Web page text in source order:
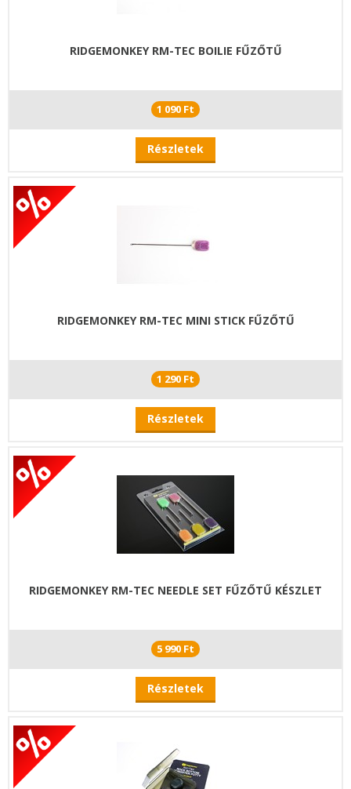
RIDGEMONKEY RM-TEC BOILIE FŰZŐTŰ
1 090 Ft
Részletek
RIDGEMONKEY RM-TEC MINI STICK FŰZŐTŰ
1 290 Ft
Részletek
RIDGEMONKEY RM-TEC NEEDLE SET FŰZŐTŰ KÉSZLET
5 990 Ft
Részletek